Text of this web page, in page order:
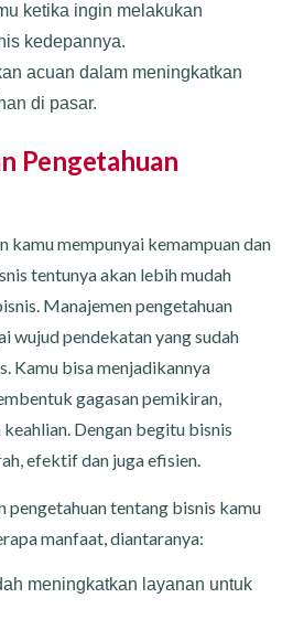
ketika ingin melakukan
kedepannya.
acuan dalam meningkatkan
di pasar.
Pengetahuan
kamu mempunyai kemampuan dan
tentunya akan lebih mudah
Manajemen pengetahuan
wujud pendekatan yang sudah
Kamu bisa menjadikannya
gagasan pemikiran,
Dengan begitu bisnis
efektif dan juga efisien.
pengetahuan tentang bisnis kamu
manfaat, diantaranya:
meningkatkan layanan untuk